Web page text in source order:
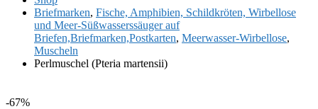
Briefmarken, Fische, Amphibien, Schildkröten, Wirbellose
und Meer-Süßwasserssäuger auf
Briefen,Briefmarken,Postkarten, Meerwasser-Wirbellose,
Muscheln
Perlmuschel (Pteria martensii)
-67%